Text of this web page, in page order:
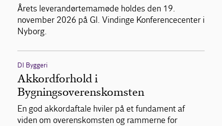
Årets leverandørtemamøde holdes den 19.
november 2026 på Gl. Vindinge Konferencecenter i
Nyborg.
DI Byggeri
Akkordforhold i
Bygningsoverenskomsten
En god akkordaftale hviler på et fundament af
viden om overenskomsten og rammerne for